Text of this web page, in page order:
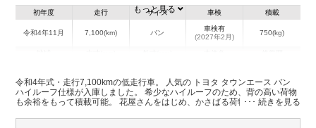
初年度
令和4年11月
走行
7,100(km)
サイズ
バン
車検
車検有
(2027年2月)
積載
750(kg)
千葉県 -
W:1,660
H:2,300
無
もっと見る
令和4年式・走行7,100kmの低走行車。 人気の トヨタ タウンエース バン
ハイルーフ仕様が入庫しました。 希少なハイルーフのため、背の高い荷物
も余裕をもって積載可能。 花屋さんをはじめ、かさばる荷物や長尺物を扱
注目度の高い車両です。